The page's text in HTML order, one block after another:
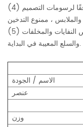
(4) نحافظ على معايير جودة المعالجة الصارمة ، وفقًا لرسومات التصميم
(5) نتحمل المسؤولية عن معالجة المنتجات ، وفحص النفايات والمخلفات
والسلع المعيبة في البداية.
الاسم / الجودة
عنصر
وزن